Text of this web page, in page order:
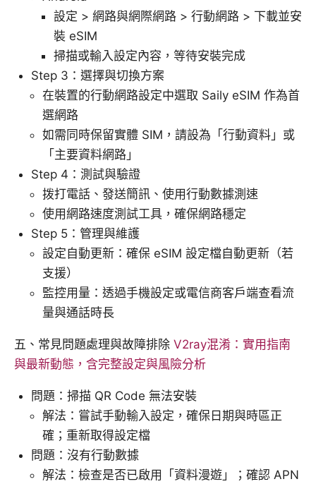
設定 > 網路與網際網路 > 行動網路 > 下載並安
裝 eSIM
掃描或輸入設定內容，等待安裝完成
Step 3：選擇與切換方案
在裝置的行動網路設定中選取 Saily eSIM 作為首
選網路
如需同時保留實體 SIM，請設為「行動資料」或
「主要資料網路」
Step 4：測試與驗證
拨打電話、發送簡訊、使用行動數據測速
使用網路速度測試工具，確保網路穩定
Step 5：管理與維護
設定自動更新：確保 eSIM 設定檔自動更新（若
支援）
監控用量：透過手機設定或電信商客戶端查看流
量與通話時長
五、常見問題處理與故障排除 V2ray混淆：實用指南
與最新動態，含完整設定與風險分析
問題：掃描 QR Code 無法安裝
解法：嘗試手動輸入設定，確保日期與時區正
確；重新取得設定檔
問題：沒有行動數據
解法：檢查是否已啟用「資料漫遊」；確認 APN